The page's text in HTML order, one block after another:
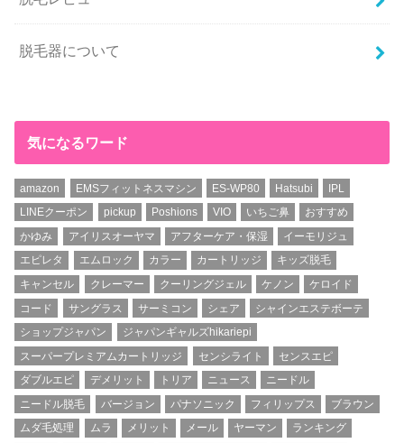
脱毛器について
気になるワード
amazon EMSフィットネスマシン ES-WP80 Hatsubi
IPL
LINEクーポン
pickup Poshions VIO いちご鼻
おすすめ
かゆみ
アイリスオーヤマ アフターケア・保湿
イーモリジュ
エピレタ
エムロック カラー カートリッジ
キッズ脱毛
キャンセル
クレーマー クーリングジェル ケノン
ケロイド
コード
サングラス サーミコン シェア
シャインエステボーテ
ショップジャパン
ジャパンギャルズhikariepi
スーパープレミアムカートリッジ
センシライト
センスエピ
ダブルエピ
デメリット トリア ニュース
ニードル
ニードル脱毛
バージョン パナソニック フィリップス
ブラウン
ムダ毛処理
ムラ メリット メール ヤーマン
ランキング